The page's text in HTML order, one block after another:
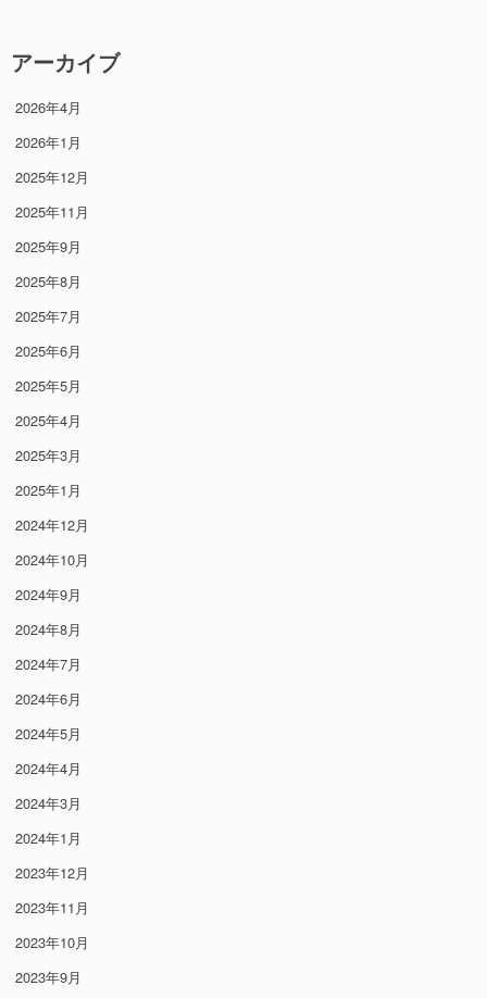
アーカイブ
2026年4月
2026年1月
2025年12月
2025年11月
2025年9月
2025年8月
2025年7月
2025年6月
2025年5月
2025年4月
2025年3月
2025年1月
2024年12月
2024年10月
2024年9月
2024年8月
2024年7月
2024年6月
2024年5月
2024年4月
2024年3月
2024年1月
2023年12月
2023年11月
2023年10月
2023年9月